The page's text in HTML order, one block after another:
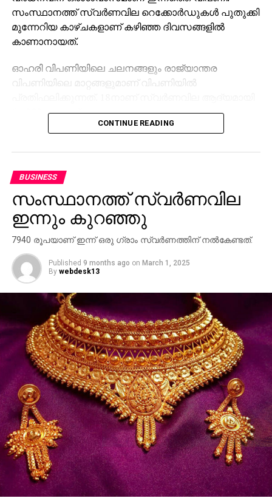
സംസ്ഥാനത്ത് സ്വര്‍ണവില റെക്കോര്‍ഡുകള്‍ പുതുക്കി
മുന്നേറിയ കാഴ്ചകളാണ് കഴിഞ്ഞ ദിവസങ്ങളില്‍
കാണാനായത്.
ഓഹരി വിപണിയിലെ ചലനങ്ങളും രാജ്യാന്തര
വിപണിയിലെ മാറ്റങ്ങളുമാണ് വിപണിയില്‍
66,000 തൊട്ടത്.
ലോകത്തെ ഏറ്റവും വലിയ സ്വർണ
കണക്കിന് സ്വർണം രാജ്യത്ത് ഇറക്കുമതി
ചെയ്യപ്പെടുന്നു. അതുകൊണ്ട് ആഗോള വിപണിയിൽ
സംഭവിക്കുന്ന ചെറിയ ചലനങ്ങൾ പോലും
അടിസ്ഥാനപരമായി ഇന്ത്യയിലെ സ്വർണവിലയിൽ
പ്രതിഫലിക്കും.
അതേസമയം, രാജ്യാന്തര വിപണിയിൽ സ്വർണത്തിന്
വില കുറഞ്ഞാൽ ഇന്ത്യയിൽ വില കുറയണമെന്ന്
നിർബന്ധമില്ല. രൂപയുടെ മൂല്യം, പ്രാദേശികമായ
ആവശ്യകത, ഇറക്കുമതി തീരുവ എന്നീ ഘടകങ്ങൾ
ഇന്ത്യയിലെ സ്വർണവില നിശ്ചയിക്കുന്നതിൽ പ്രധാന
പങ്കുവഹിക്കും.
CONTINUE READING
BUSINESS
സംസ്ഥാനത്ത് സ്വര്‍ണവില
ഇന്നും കുറഞ്ഞു
7940 രൂപയാണ് ഇന്ന് ഒരു ഗ്രാം സ്വര്‍ണത്തിന് നല്‍കേണ്ടത്.
Published 9 months ago on March 1, 2025
By webdesk13